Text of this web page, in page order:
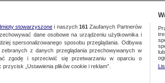
stowarzyszonei naszych 161 Zaufanych Partnerów
dane osobowe na urządzeniu użytkownika i
spersonalizowanego sposobu przeglądania. Odbywa
z danych przeglądania przechowywanych w
zgodę i sprzeciwić się przetwarzaniu w oparciu o
„Ustawienia plików cookie i reklam”.